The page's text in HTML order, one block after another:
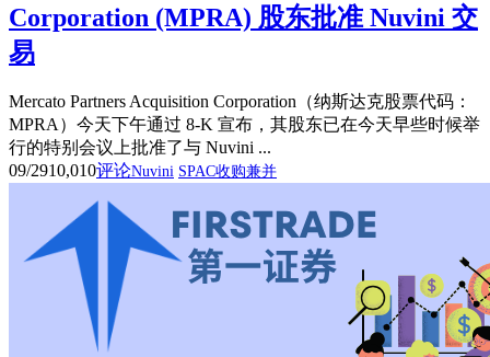
Corporation (MPRA) 股东批准 Nuvini 交
易
Mercato Partners Acquisition Corporation（纳斯达克股票代码：
MPRA）今天下午通过 8-K 宣布，其股东已在今天早些时候举
行的特别会议上批准了与 Nuvini ...
09/2910,010评论Nuvini SPAC收购兼并